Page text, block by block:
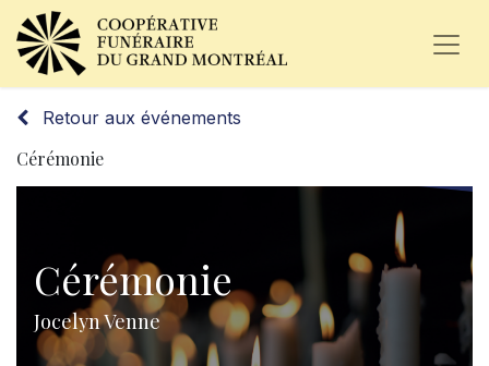
Retour aux événements
Cérémonie
Cérémonie
Jocelyn Venne